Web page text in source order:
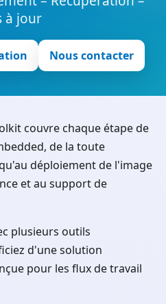
à jour
Nous contacter
couvre chaque étape de
de la toute
déploiement de l'image
et au support de
plusieurs outils
d'une solution
pour les flux de travail